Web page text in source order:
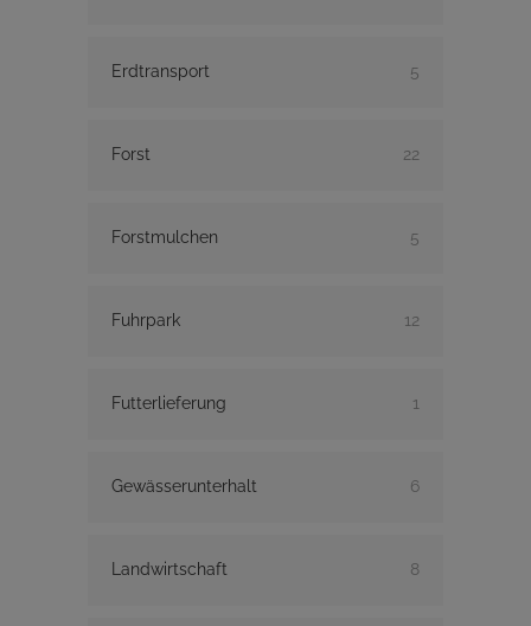
Erdtransport 5
Forst 22
Forstmulchen 5
Fuhrpark 12
Futterlieferung 1
Gewässerunterhalt 6
Landwirtschaft 8